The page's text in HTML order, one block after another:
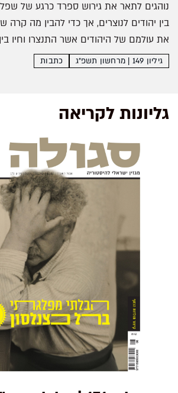
נוהגים לתאר את גירוש ספרד כרגע של
בין יהודים לנוצרים, אך כדי להבין מה קרה
את עולמם של היהודים אשר התנצרו וחיו
צדיק במשך שנים...
גיליון 149 | מרחשון תשפ״ג כתבות
גליונות לקריאה